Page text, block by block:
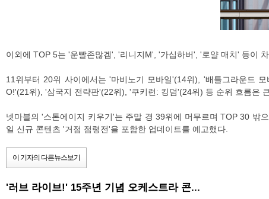
이외에 TOP 5는 '운빨존많겜', '리니지M', '가십하버', '로얄 매치' 등이
11위부터 20위 사이에서는 '마비노기 모바일'(14위), '배틀그라운드
O!'(21위), '삼국지 전략판'(22위), '쿠키런: 킹덤'(24위) 등 순위 흐름은
넷마블의 '스톤에이지 키우기'는 주말 경 39위에 머무르며 TOP 30 밖
일 신규 콘텐츠 '거점 점령전'을 포함한 업데이트를 예고했다.
이 기자의 다른뉴스보기
'러브 라이브!' 15주년 기념 오케스트라 콘...